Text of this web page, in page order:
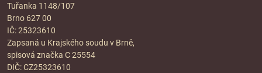
Tuřanka 1148/107
Brno 627 00
IČ: 25323610
Zapsaná u Krajského soudu v Brně,
spisová značka C 25554
DIČ: CZ25323610